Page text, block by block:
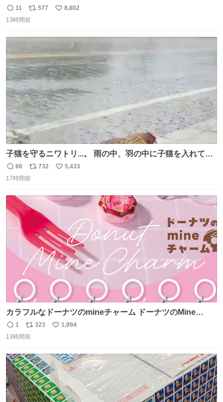
返
信
11
リ
ポ
数
577
い
8,802
13時間前
子猫を守るニワトリ...。 雨の中、羽の中に子猫を入れて守
る姿に感動した！！ 愛は種族を超える！
返
信
66
リ
ポ
数
732
い
数
5,433
17時間前
カラフルなドーナツのmineチャーム ドーナツのMine
charm マインチャーム fumuo.jp/view/item/0000…
返
信
1
リ
ポ
ト
数
323
い
数
1,994
13時間前